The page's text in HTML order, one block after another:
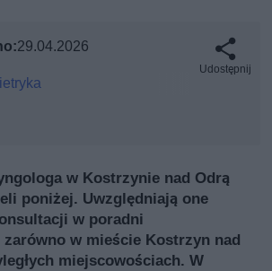
29.04.2026
Udostępnij
w Kostrzynie nad Odrą
poniżej. Uwzględniają one
w poradni
w mieście Kostrzyn nad
miejscowościach. W